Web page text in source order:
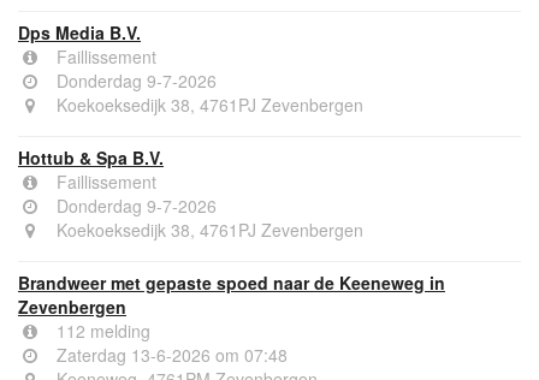
Dps Media B.V.
Faillissement
Donderdag 9-7-2026
Koekoeksedijk 38, 4761PJ Zevenbergen
Hottub & Spa B.V.
Faillissement
Donderdag 9-7-2026
Koekoeksedijk 38, 4761PJ Zevenbergen
Brandweer met gepaste spoed naar de Keeneweg in
Zevenbergen
112 melding
Zaterdag 13-6-2026 om 07:48